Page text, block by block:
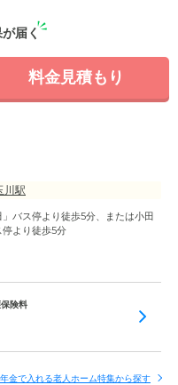
届く
料金見積もり
川駅
バス停より徒歩5分、または小田
より徒歩5分
険料
金で入れる老人ホーム特集から探す